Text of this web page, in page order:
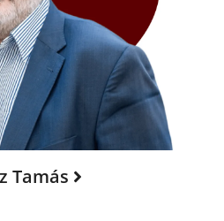
Tamás